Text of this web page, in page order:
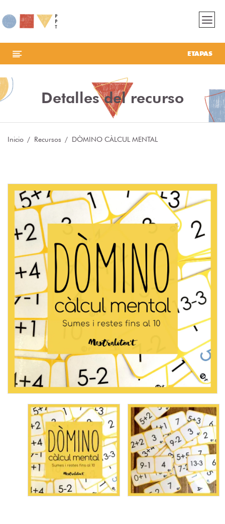
ETAPAS
Detalles del recurso
Inicio Recursos DÒMINO CÀLCUL MENTAL